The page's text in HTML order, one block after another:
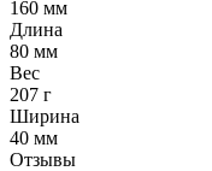
160 мм
Длина
80 мм
Вес
207 г
Ширина
40 мм
Отзывы